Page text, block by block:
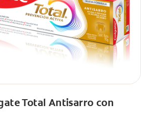
Total Antisarro con